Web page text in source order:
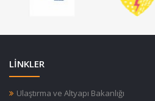
LİNKLER
Ulaştırma ve Altyapı Bakanlığı